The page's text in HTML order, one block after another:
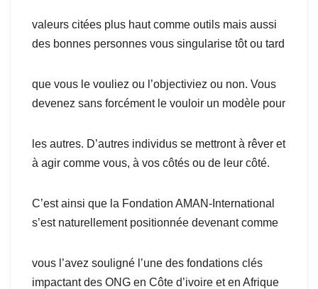
valeurs citées plus haut comme outils mais aussi
des bonnes personnes vous singularise tôt ou tard
que vous le vouliez ou l’objectiviez ou non. Vous
devenez sans forcément le vouloir un modèle pour
les autres. D’autres individus se mettront à rêver et
à agir comme vous, à vos côtés ou de leur côté.
C’est ainsi que la Fondation AMAN-International
s’est naturellement positionnée devenant comme
vous l’avez souligné l’une des fondations clés
impactant des ONG en Côte d’ivoire et en Afrique